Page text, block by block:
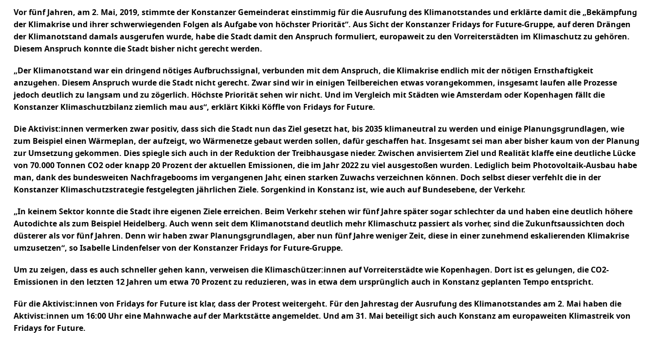
Vor fünf Jahren, am 2. Mai, 2019, stimmte der Konstanzer Gemeinderat einstimmig für die Ausrufung des Klimanotstandes und erklärte damit die „Bekämpfung
der Klimakrise und ihrer schwerwiegenden Folgen als Aufgabe von höchster Priorität”. Aus Sicht der Konstanzer Fridays for Future-Gruppe, auf deren Drängen
der Klimanotstand damals ausgerufen wurde, habe die Stadt damit den Anspruch formuliert, europaweit zu den Vorreiterstädten im Klimaschutz zu gehören.
Diesem Anspruch konnte die Stadt bisher nicht gerecht werden.
„Der Klimanotstand war ein dringend nötiges Aufbruchssignal, verbunden mit dem Anspruch, die Klimakrise endlich mit der nötigen Ernsthaftigkeit
anzugehen. Diesem Anspruch wurde die Stadt nicht gerecht. Zwar sind wir in einigen Teilbereichen etwas vorangekommen, insgesamt laufen alle Prozesse
jedoch deutlich zu langsam und zu zögerlich. Höchste Priorität sehen wir nicht. Und im Vergleich mit Städten wie Amsterdam oder Kopenhagen fällt die
Konstanzer Klimaschutzbilanz ziemlich mau aus“, erklärt Kikki Köffle von Fridays for Future.
Die Aktivist:innen vermerken zwar positiv, dass sich die Stadt nun das Ziel gesetzt hat, bis 2035 klimaneutral zu werden und einige Planungsgrundlagen, wie
zum Beispiel einen Wärmeplan, der aufzeigt, wo Wärmenetze gebaut werden sollen, dafür geschaffen hat. Insgesamt sei man aber bisher kaum von der Planung
zur Umsetzung gekommen. Dies spiegle sich auch in der Reduktion der Treibhausgase nieder. Zwischen anvisiertem Ziel und Realität klaffe eine deutliche Lücke
von 70.000 Tonnen CO2 oder knapp 20 Prozent der aktuellen Emissionen, die im Jahr 2022 zu viel ausgestoßen wurden. Lediglich beim Photovoltaik-Ausbau habe
man, dank des bundesweiten Nachfragebooms im vergangenen Jahr, einen starken Zuwachs verzeichnen können. Doch selbst dieser verfehlt die in der
Konstanzer Klimaschutzstrategie festgelegten jährlichen Ziele. Sorgenkind in Konstanz ist, wie auch auf Bundesebene, der Verkehr.
„In keinem Sektor konnte die Stadt ihre eigenen Ziele erreichen. Beim Verkehr stehen wir fünf Jahre später sogar schlechter da und haben eine deutlich höhere
Autodichte als zum Beispiel Heidelberg. Auch wenn seit dem Klimanotstand deutlich mehr Klimaschutz passiert als vorher, sind die Zukunftsaussichten doch
düsterer als vor fünf Jahren. Denn wir haben zwar Planungsgrundlagen, aber nun fünf Jahre weniger Zeit, diese in einer zunehmend eskalierenden Klimakrise
umzusetzen“, so Isabelle Lindenfelser von der Konstanzer Fridays for Future-Gruppe.
Um zu zeigen, dass es auch schneller gehen kann, verweisen die Klimaschützer:innen auf Vorreiterstädte wie Kopenhagen. Dort ist es gelungen, die CO2-
Emissionen in den letzten 12 Jahren um etwa 70 Prozent zu reduzieren, was in etwa dem ursprünglich auch in Konstanz geplanten Tempo entspricht.
Für die Aktivist:innen von Fridays for Future ist klar, dass der Protest weitergeht. Für den Jahrestag der Ausrufung des Klimanotstandes am 2. Mai haben die
Aktivist:innen um 16:00 Uhr eine Mahnwache auf der Marktstätte angemeldet. Und am 31. Mai beteiligt sich auch Konstanz am europaweiten Klimastreik von
Fridays for Future.